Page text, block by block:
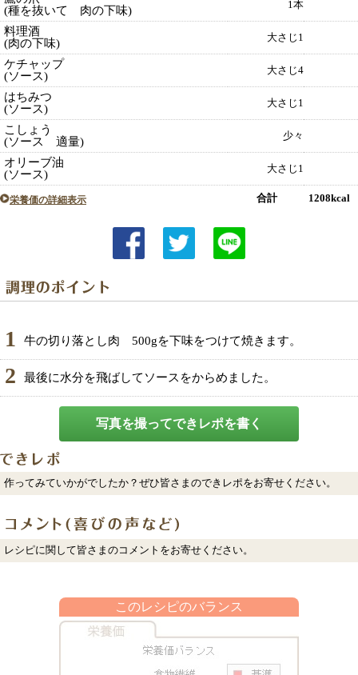
(種を抜いて 肉の下味)
1本
料理酒
(肉の下味)
大さじ1
ケチャップ
(ソース)
大さじ4
はちみつ
(ソース)
大さじ1
こしょう
(ソース 適量)
少々
オリーブ油
(ソース)
大さじ1
栄養価の詳細表示 合計 1208kcal
1 牛の切り落とし肉 500gを下味をつけて焼きます。
2 最後に水分を飛ばしてソースをからめました。
写真を撮ってできレポを書く
作ってみていかがでしたか？ぜひ皆さまのできレポをお寄せください。
レシピに関して皆さまのコメントをお寄せください。
このレシピのバランス